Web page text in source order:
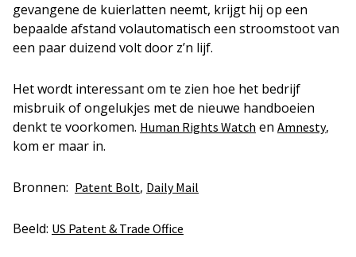
gevangene de kuierlatten neemt, krijgt hij op een
bepaalde afstand volautomatisch een stroomstoot van
een paar duizend volt door z’n lijf.
Het wordt interessant om te zien hoe het bedrijf
misbruik of ongelukjes met de nieuwe handboeien
denkt te voorkomen. Human Rights Watch en Amnesty,
kom er maar in.
Bronnen: Patent Bolt, Daily Mail
Beeld: US Patent & Trade Office